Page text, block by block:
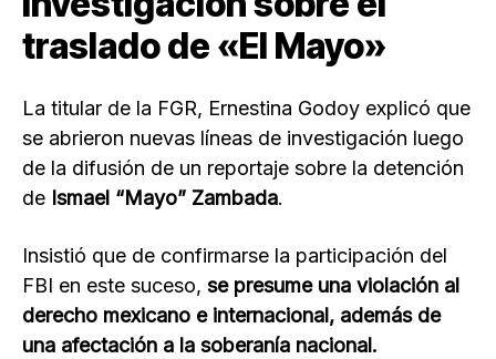
traslado de «El Mayo»
La titular de la FGR, Ernestina Godoy explicó que
se abrieron nuevas líneas de investigación luego
de la difusión de un reportaje sobre la detención
de Ismael “Mayo” Zambada.
Insistió que de confirmarse la participación del
FBI en este suceso, se presume una violación al
derecho mexicano e internacional, además de
una afectación a la soberanía nacional.